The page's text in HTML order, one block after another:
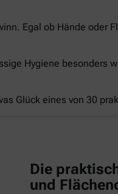
Egal ob Hände oder
Hygiene besonders
Glück eines von 30
Die
und